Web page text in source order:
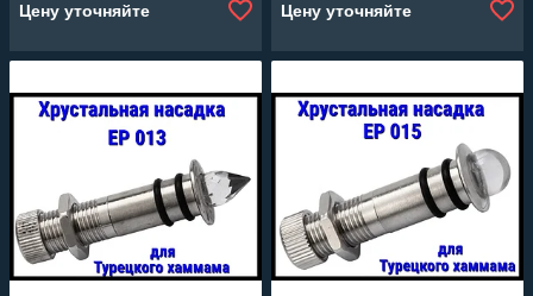
Цену уточняйте Цену уточняйте